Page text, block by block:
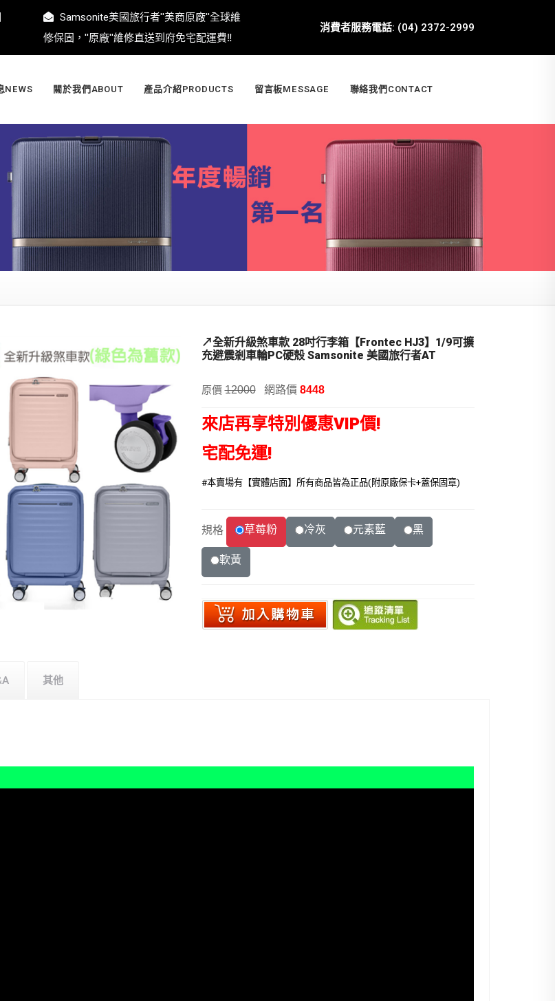
Samsonite美國旅行者''美商原廠''全球維
修保固，''原廠''維修直送到府免宅配運費‼️
消費者服務電話: (04) 2372-2999
NEWS 關於我們ABOUT 產品介紹PRODUCTS 留言板MESSAGE 聯絡我們CONTACT
↗️全新升級煞車款 28吋行李箱【Frontec HJ3】1/9可擴
充避震剎車輪PC硬殼 Samsonite 美國旅行者AT
原價12000 網路價 8448
來店再享特別優惠VIP價!
宅配免運!
#本賣場有【實體店面】所有商品皆為正品(附原廠保卡+蓋保固章)
規格 草莓粉 冷灰 元素藍
黑
軟黃
其他